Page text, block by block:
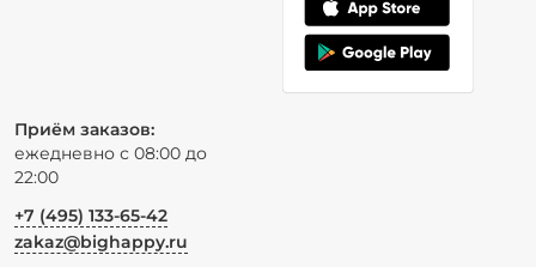
Приём заказов:
ежедневно с 08:00 до
22:00
+7 (495) 133-65-42
zakaz@bighappy.ru